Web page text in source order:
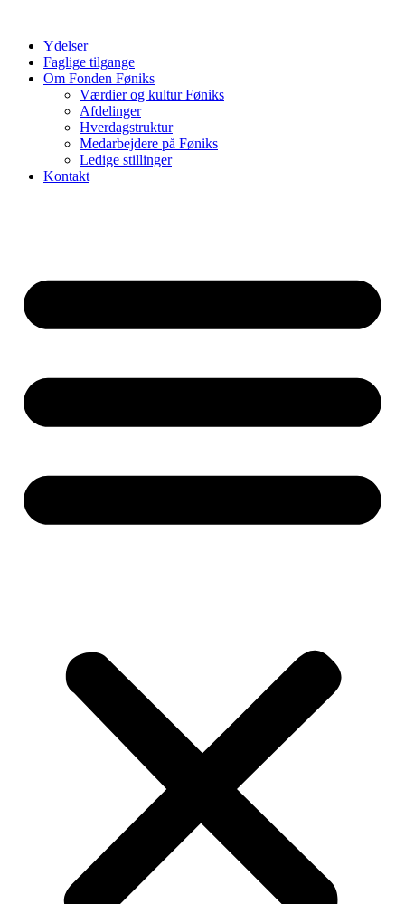
indholdYdelser
Faglige tilgange
Om Fonden Føniks
Værdier og kultur Føniks
Afdelinger
Hverdagstruktur
Medarbejdere på Føniks
Ledige stillinger
Kontakt